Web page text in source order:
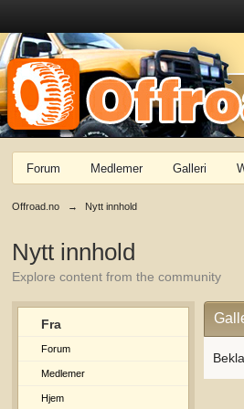
Forum Medlemer Galleri
Offroad.no → Nytt innhold
Nytt innhold
Explore content from the community
Fra
Forum
Medlemer
Hjem